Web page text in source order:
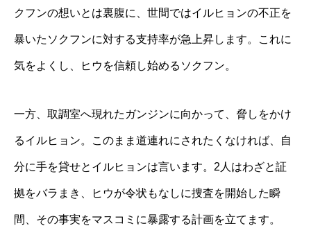
クフンの想いとは裏腹に、世間ではイルヒョンの不正を
暴いたソクフンに対する支持率が急上昇します。これに
気をよくし、ヒウを信頼し始めるソクフン。
一方、取調室へ現れたガンジンに向かって、脅しをかけ
るイルヒョン。このまま道連れにされたくなければ、自
分に手を貸せとイルヒョンは言います。2人はわざと証
拠をバラまき、ヒウが令状もなしに捜査を開始した瞬
間、その事実をマスコミに暴露する計画を立てます。